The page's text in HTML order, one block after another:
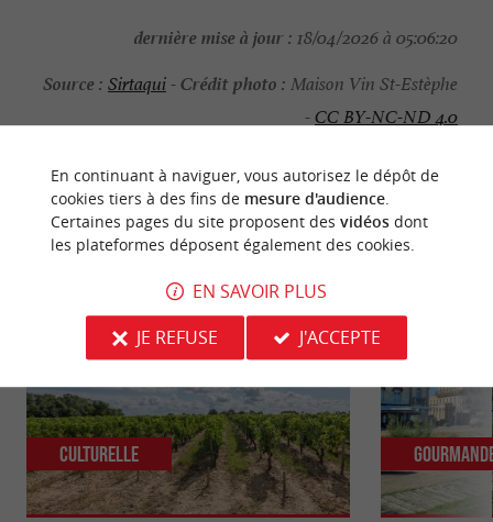
dernière mise à jour : 18/04/2026 à 05:06:20
Source : Sirtaqui-Crédit photo : Maison Vin St-Estèphe
-CC BY-NC-ND 4.0
NOUS AVONS TESTÉPOUR VOUS
Culturelle
En continuant à naviguer, vous autorisez le dépôt de
cookies tiers à des fins de mesure d'audience.
Certaines pages du site proposent des vidéosdont
les plateformes déposent également des cookies.
EN SAVOIR PLUS
JE REFUSE
J'ACCEPTE